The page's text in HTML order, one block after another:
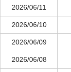
2026/06/11
2026/06/10
2026/06/09
2026/06/08